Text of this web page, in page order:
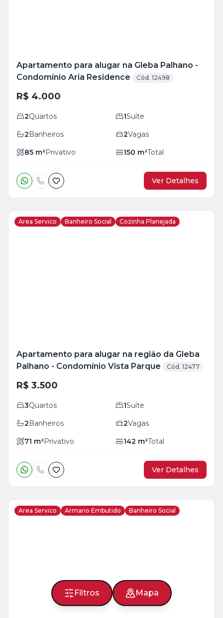
Filtros Mapa
Apartamento para alugar na Gleba Palhano -
Condomínio Aria Residence
Cód. 12498
R$ 4.000
2Quartos 1Suíte
2Banheiros 2Vagas
85 m²Privativo 150 m²Total
Ver Detalhes
Area Servico Banheiro Social Cozinha Planejada
Apartamento para alugar na região da Gleba
Palhano - Condomínio Vista Parque
Cód. 12477
R$ 3.500
3Quartos 1Suíte
2Banheiros 2Vagas
71 m²Privativo 142 m²Total
Ver Detalhes
Area Servico Armario Embutido Banheiro Social